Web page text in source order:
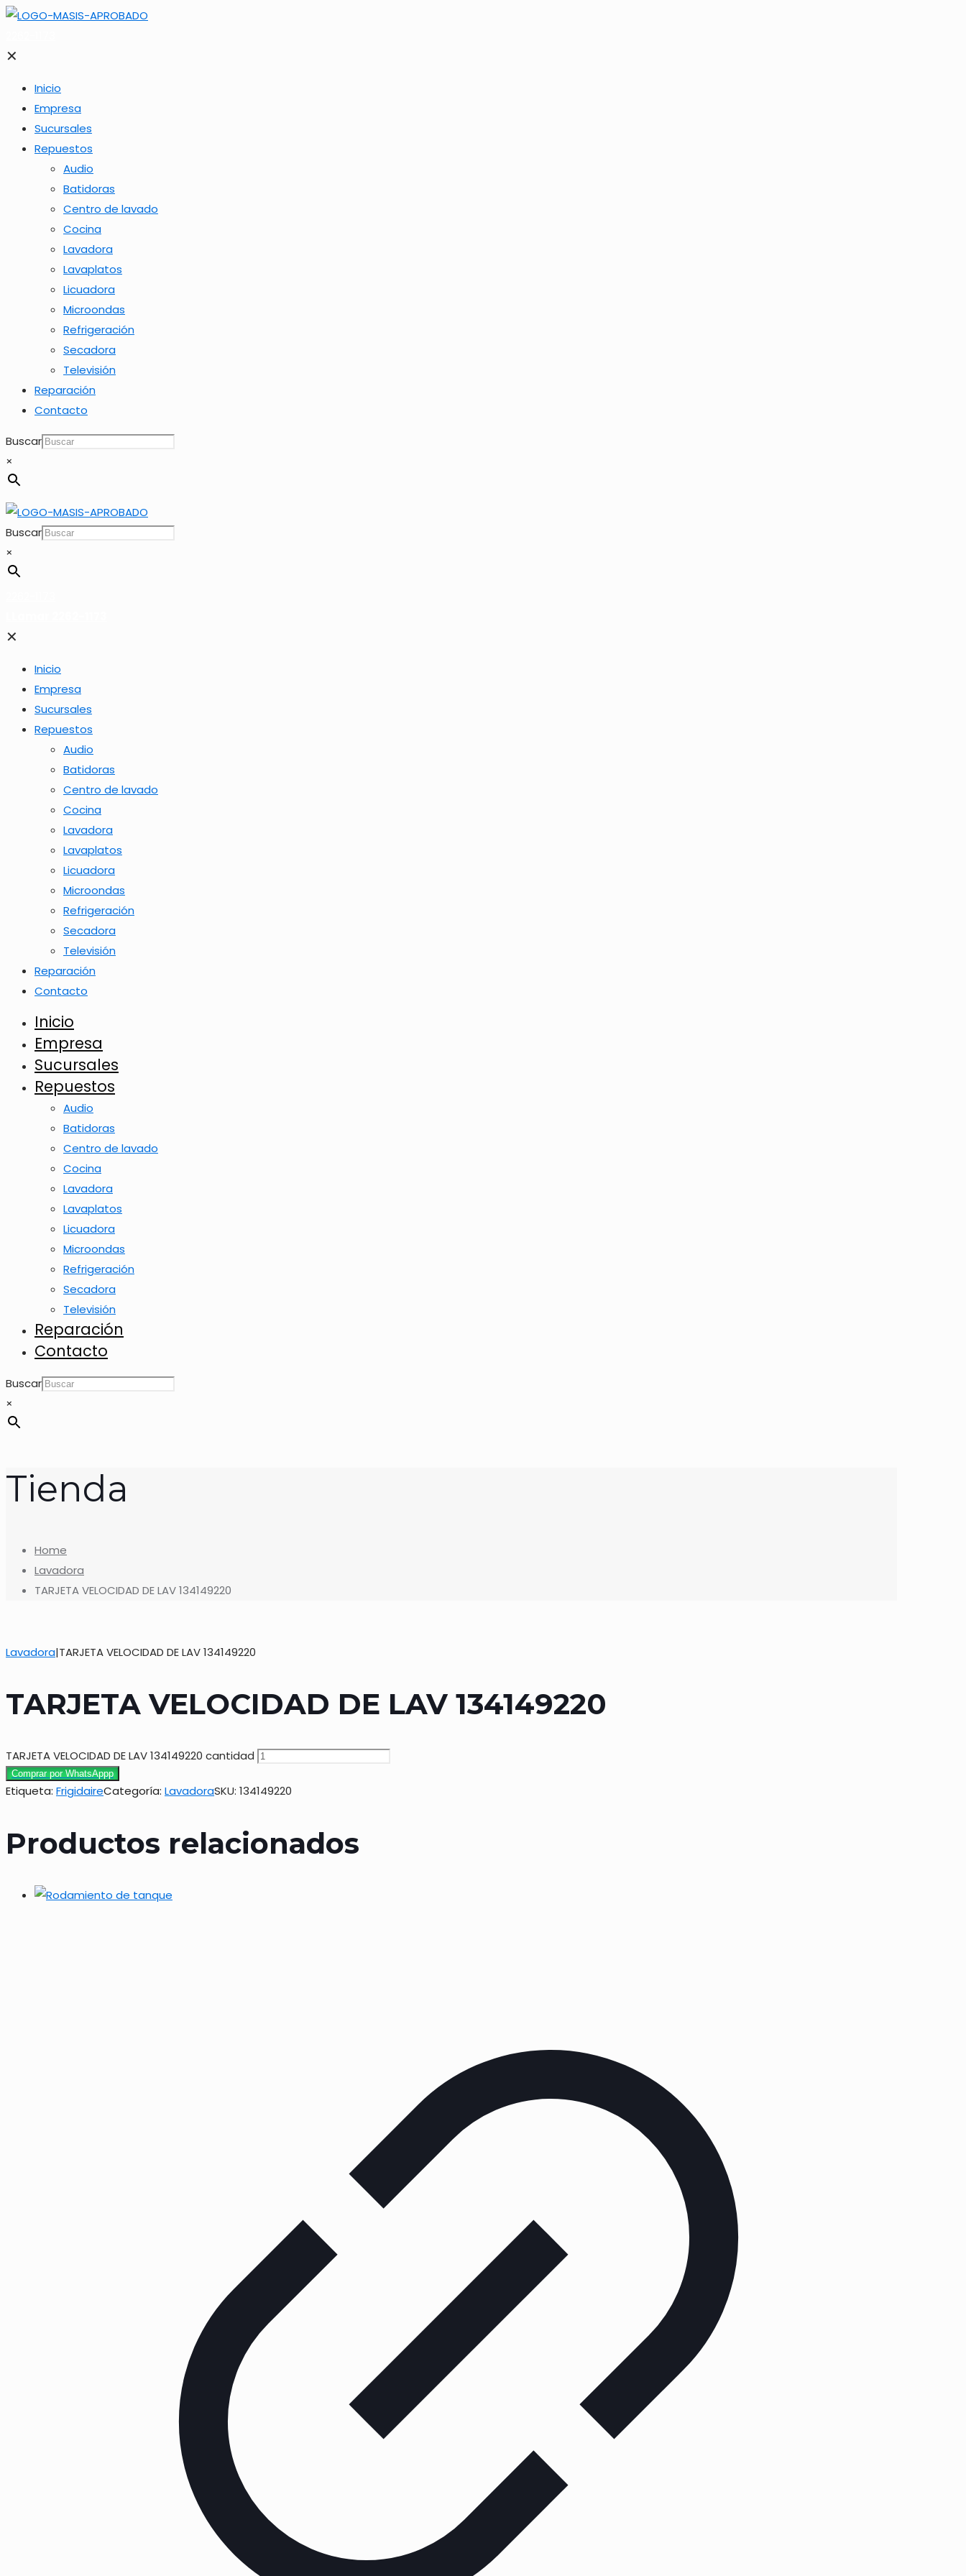
✕
Inicio
Empresa
Sucursales
Repuestos
Audio
Batidoras
Centro de lavado
Cocina
Lavadora
Lavaplatos
Licuadora
Microondas
Refrigeración
Secadora
Televisión
Reparación
Contacto
Buscar
×
Buscar
×
✕
Inicio
Empresa
Sucursales
Repuestos
Audio
Batidoras
Centro de lavado
Cocina
Lavadora
Lavaplatos
Licuadora
Microondas
Refrigeración
Secadora
Televisión
Reparación
Contacto
Inicio
Empresa
Sucursales
Repuestos
Audio
Batidoras
Centro de lavado
Cocina
Lavadora
Lavaplatos
Licuadora
Microondas
Refrigeración
Secadora
Televisión
Reparación
Contacto
Buscar
×
Tienda
Home
Lavadora
TARJETA VELOCIDAD DE LAV 134149220
Lavadora|TARJETA VELOCIDAD DE LAV 134149220
TARJETA VELOCIDAD DE LAV 134149220
TARJETA VELOCIDAD DE LAV 134149220 cantidad
Comprar por WhatsAppp
Etiqueta: FrigidaireCategoría: LavadoraSKU: 134149220
Productos relacionados